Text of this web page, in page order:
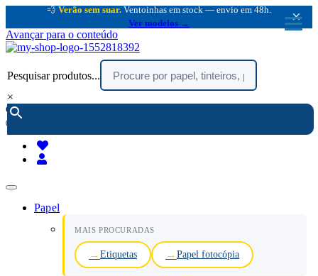
💨 Verão sem suar. Ventoinhas em stock — envio em 48h.
Ver modelos →
×
Avançar para o conteúdo
Pesquisar produtos...
×
encomendar por telefone :
(chamada rede fixa nacional)
Papel
MAIS PROCURADAS
Etiquetas Papel fotocópia